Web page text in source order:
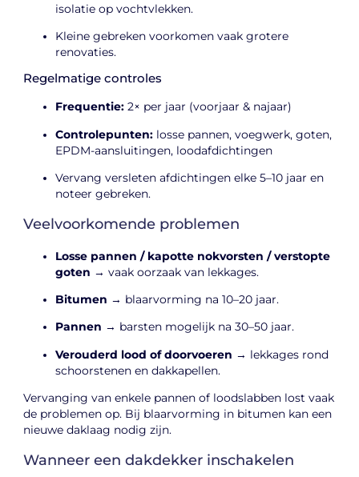
isolatie op vochtvlekken.
Kleine gebreken voorkomen vaak grotere
renovaties.
Regelmatige controles
Frequentie: 2× per jaar (voorjaar & najaar)
Controlepunten: losse pannen, voegwerk, goten,
EPDM-aansluitingen, loodafdichtingen
Vervang versleten afdichtingen elke 5–10 jaar en
noteer gebreken.
Veelvoorkomende problemen
Losse pannen / kapotte nokvorsten / verstopte
goten → vaak oorzaak van lekkages.
Bitumen → blaarvorming na 10–20 jaar.
Pannen → barsten mogelijk na 30–50 jaar.
Verouderd lood of doorvoeren → lekkages rond
schoorstenen en dakkapellen.
Vervanging van enkele pannen of loodslabben lost vaak
de problemen op. Bij blaarvorming in bitumen kan een
nieuwe daklaag nodig zijn.
Wanneer een dakdekker inschakelen